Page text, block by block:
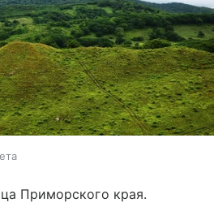
Приморского края.